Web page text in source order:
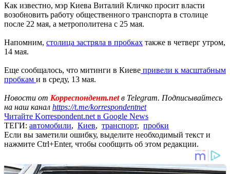
Как известно, мэр Киева Виталий Кличко просит власти
возобновить работу общественного транспорта в столице
после 22 мая, а метрополитена с 25 мая.
Напомним, столица застряла в пробках также в четверг утром,
14 мая.
Еще сообщалось, что митинги в Киеве привели к масштабным
пробкам и в среду, 13 мая.
Новости от Корреспондент.netв Telegram. Подписывайтесь
на наш канал https://t.me/korrespondentnet
Читайте Korrespondent.net в Google News
ТЕГИ: автомобили, Киев, транспорт, пробки
Если вы заметили ошибку, выделите необходимый текст и
нажмите Ctrl+Enter, чтобы сообщить об этом редакции.